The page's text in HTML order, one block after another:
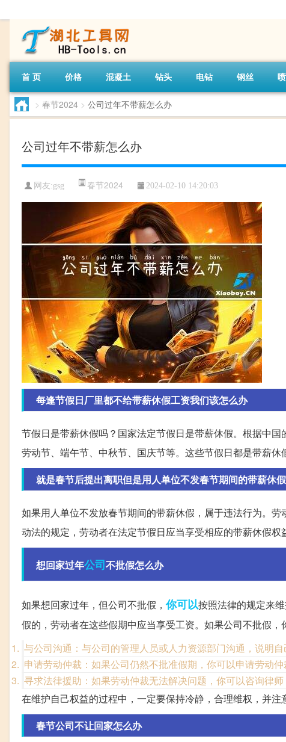
首 页 价格 混凝土 钻头 电钻 钢丝
> 春节2024 > 公司过年不带薪怎么办
公司过年不带薪怎么办
网友:gsg 春节2024 2024-02-10 14:20:03
每逢节假日厂里都不给带薪休假工资我们该怎么办
节假日是带薪休假吗？国家法定节假日是带薪休假。根据中
劳动节、端午节、中秋节、国庆节等。这些节假日都是带薪休
就是春节后提出离职但是用人单位不发春节期间的带薪休假
如果用人单位不发放春节期间的带薪休假，属于违法行为。
动法的规定，劳动者在法定节假日应当享受相应的带薪休假权
想回家过年公司不批假怎么办
如果想回家过年，但公司不批假，你可以按照法律的规定来
假的，劳动者在这些假期中应当享受工资。如果公司不批假，
与公司沟通：与公司的管理人员或人力资源部门沟通，说明
申请劳动仲裁：如果公司仍然不批准假期，你可以申请劳动仲
寻求法律援助：如果劳动仲裁无法解决问题，你可以咨询律
在维护自己权益的过程中，一定要保持冷静，合理维权，并注
春节公司不让回家怎么办